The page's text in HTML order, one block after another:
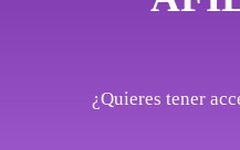
¿Quieres tener